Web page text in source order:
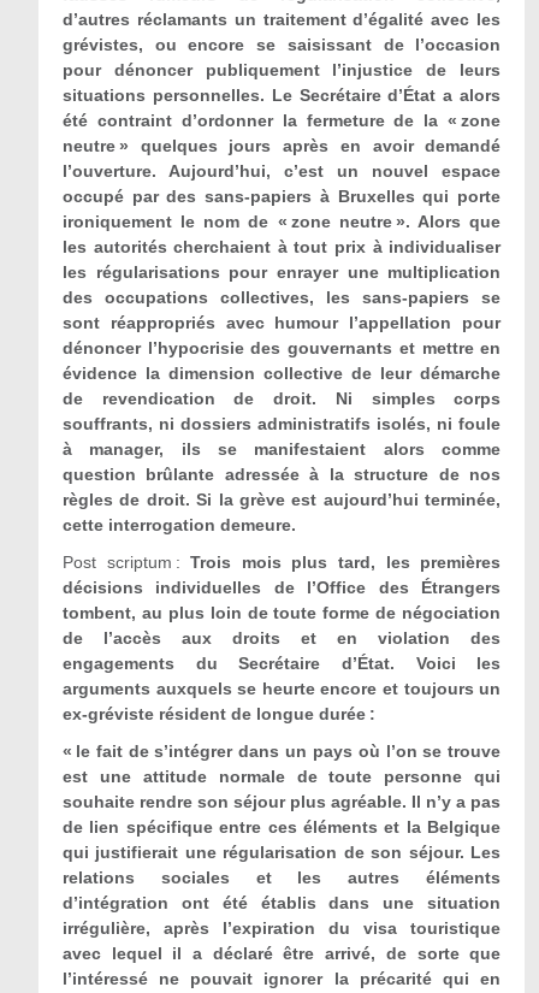
d’autres réclamants un traitement d’égalité avec les
grévistes, ou encore se saisissant de l’occasion
pour dénoncer publiquement l’injustice de leurs
situations personnelles. Le Secrétaire d’État a alors
été contraint d’ordonner la fermeture de la « zone
neutre » quelques jours après en avoir demandé
l’ouverture. Aujourd’hui, c’est un nouvel espace
occupé par des sans-papiers à Bruxelles qui porte
ironiquement le nom de « zone neutre ». Alors que
les autorités cherchaient à tout prix à individualiser
les régularisations pour enrayer une multiplication
des occupations collectives, les sans-papiers se
sont réappropriés avec humour l’appellation pour
dénoncer l’hypocrisie des gouvernants et mettre en
évidence la dimension collective de leur démarche
de revendication de droit. Ni simples corps
souffrants, ni dossiers administratifs isolés, ni foule
à manager, ils se manifestaient alors comme
question brûlante adressée à la structure de nos
règles de droit. Si la grève est aujourd’hui terminée,
cette interrogation demeure.
Post scriptum : Trois mois plus tard, les premières
décisions individuelles de l’Office des Étrangers
tombent, au plus loin de toute forme de négociation
de l’accès aux droits et en violation des
engagements du Secrétaire d’État. Voici les
arguments auxquels se heurte encore et toujours un
ex-gréviste résident de longue durée :
« le fait de s’intégrer dans un pays où l’on se trouve
est une attitude normale de toute personne qui
souhaite rendre son séjour plus agréable. Il n’y a pas
de lien spécifique entre ces éléments et la Belgique
qui justifierait une régularisation de son séjour. Les
relations sociales et les autres éléments
d’intégration ont été établis dans une situation
irrégulière, après l’expiration du visa touristique
avec lequel il a déclaré être arrivé, de sorte que
l’intéressé ne pouvait ignorer la précarité qui en